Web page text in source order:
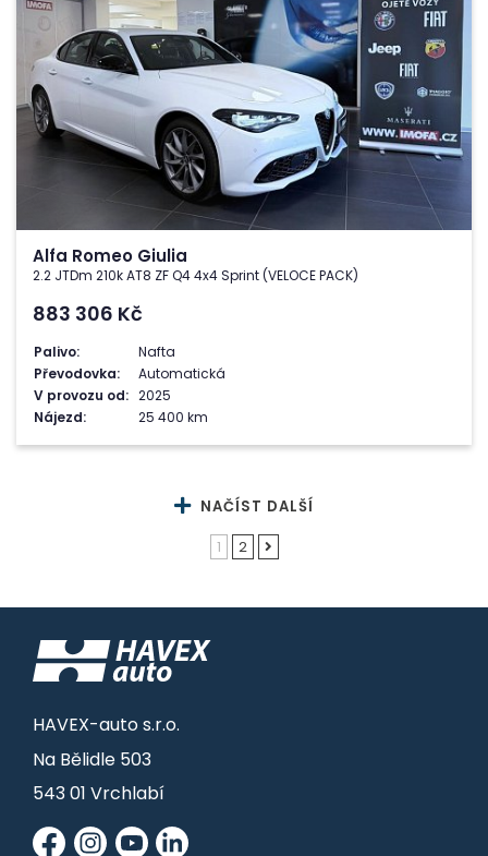
Alfa Romeo Giulia
2.2 JTDm 210k AT8 ZF Q4 4x4 Sprint (VELOCE PACK)
883 306 Kč
Palivo:
Nafta
Převodovka:
Automatická
V provozu od: 2025
Nájezd:
25 400 km
NAČÍST DALŠÍ
1
2
HAVEX-auto s.r.o.
Na Bělidle 503
543 01 Vrchlabí